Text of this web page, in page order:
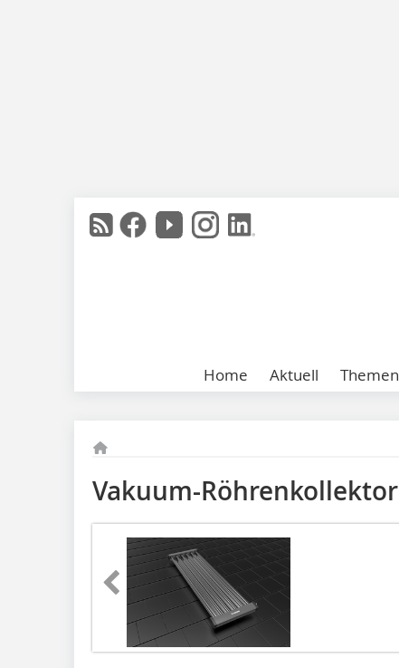
Home Aktuell Themen
Vakuum-Röhrenkollektor